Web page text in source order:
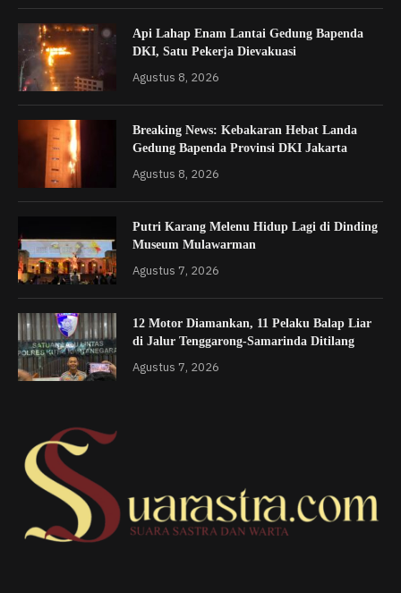
Api Lahap Enam Lantai Gedung Bapenda
DKI, Satu Pekerja Dievakuasi
Agustus 8, 2026
Breaking News: Kebakaran Hebat Landa
Gedung Bapenda Provinsi DKI Jakarta
Agustus 8, 2026
Putri Karang Melenu Hidup Lagi di Dinding
Museum Mulawarman
Agustus 7, 2026
12 Motor Diamankan, 11 Pelaku Balap Liar
di Jalur Tenggarong-Samarinda Ditilang
Agustus 7, 2026